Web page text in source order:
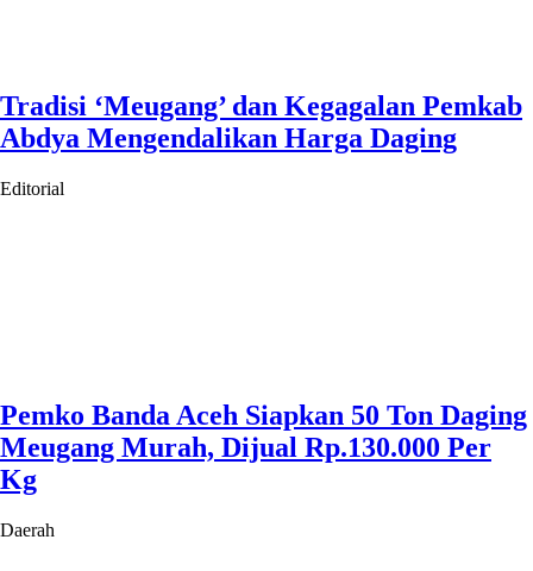
Tradisi ‘Meugang’ dan Kegagalan Pemkab
Abdya Mengendalikan Harga Daging
Editorial
Pemko Banda Aceh Siapkan 50 Ton Daging
Meugang Murah, Dijual Rp.130.000 Per
Kg
Daerah